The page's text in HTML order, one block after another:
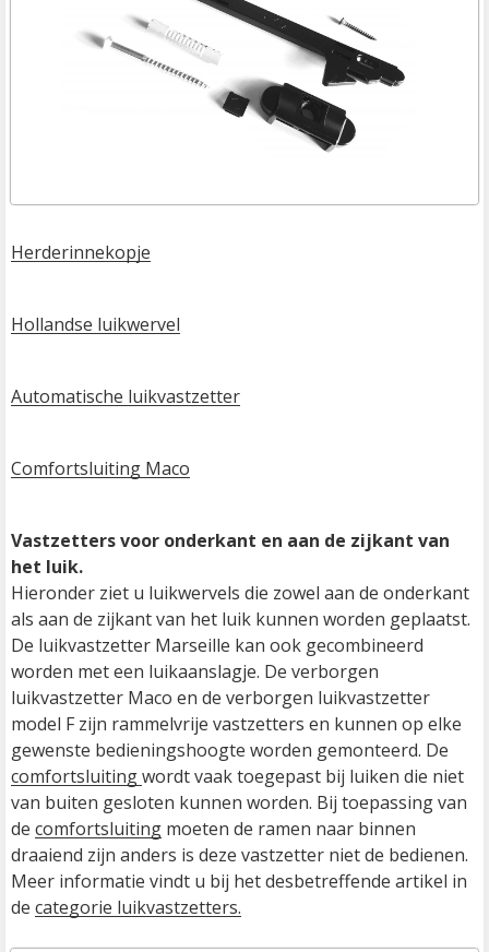
Herderinnekopje
Hollandse luikwervel
Automatische luikvastzetter
Comfortsluiting Maco
Vastzetters voor onderkant en aan de zijkant van
het luik.
Hieronder ziet u luikwervels die zowel aan de onderkant
als aan de zijkant van het luik kunnen worden geplaatst.
De luikvastzetter Marseille kan ook gecombineerd
worden met een luikaanslagje. De verborgen
luikvastzetter Maco en de verborgen luikvastzetter
model F zijn rammelvrije vastzetters en kunnen op elke
comfortsluiting wordt vaak toegepast bij luiken die niet
van buiten gesloten kunnen worden. Bij toepassing van
de comfortsluiting moeten de ramen naar binnen
draaiend zijn anders is deze vastzetter niet de bedienen.
Meer informatie vindt u bij het desbetreffende artikel in
de categorie luikvastzetters.